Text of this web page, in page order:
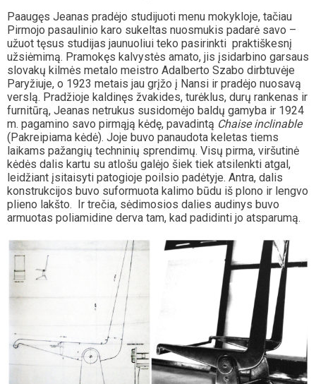
Paaugęs Jeanas pradėjo studijuoti menu mokykloje, tačiau
Pirmojo pasaulinio karo sukeltas nuosmukis padarė savo –
užuot tęsus studijas jaunuoliui teko pasirinkti praktiškesnį
užsiėmimą. Pramokęs kalvystės amato, jis įsidarbino garsaus
slovakų kilmės metalo meistro Adalberto Szabo dirbtuvėje
Paryžiuje, o 1923 metais jau grįžo į Nansi ir pradėjo nuosavą
verslą. Pradžioje kaldinęs žvakides, turėklus, durų rankenas ir
furnitūrą, Jeanas netrukus susidomėjo baldų gamyba ir 1924
m. pagamino savo pirmąją kėdę, pavadintą Chaise inclinable
(Pakreipiama kėdė). Joje buvo panaudota keletas tiems
laikams pažangių techninių sprendimų. Visų pirma, viršutinė
kėdės dalis kartu su atlošu galėjo šiek tiek atsilenkti atgal,
leidžiant įsitaisyti patogioje poilsio padėtyje. Antra, dalis
konstrukcijos buvo suformuota kalimo būdu iš plono ir lengvo
plieno lakšto. Ir trečia, sėdimosios dalies audinys buvo
armuotas poliamidine derva tam, kad padidinti jo atsparumą.